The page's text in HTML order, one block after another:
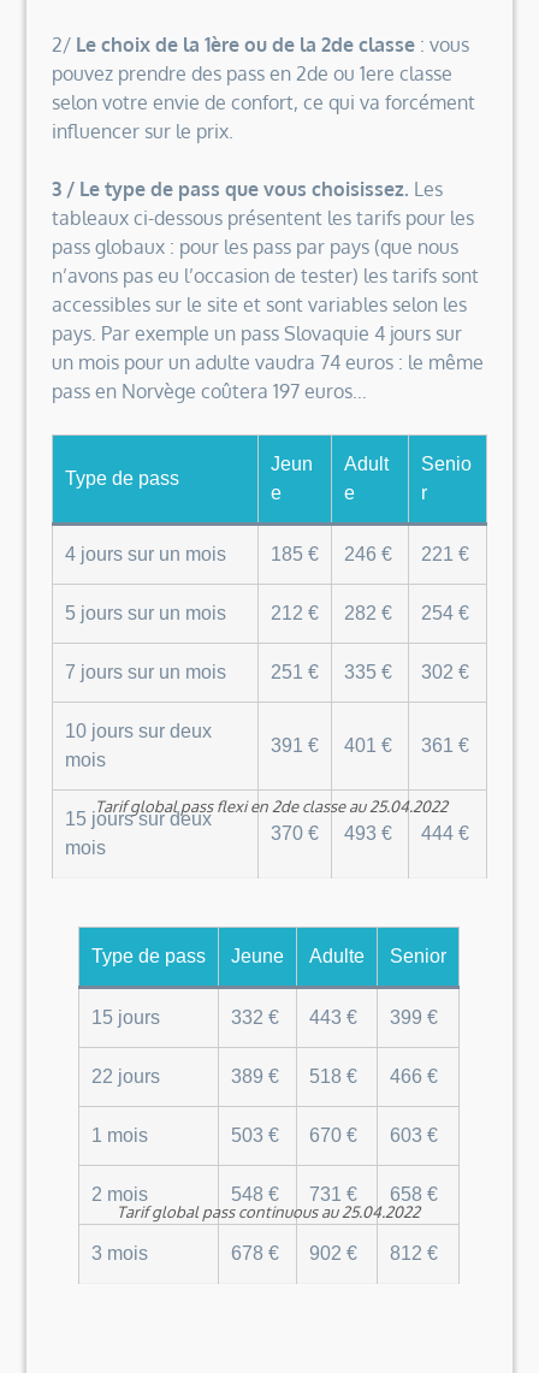
2/ Le choix de la 1ère ou de la 2de classe : vous
pouvez prendre des pass en 2de ou 1ere classe
selon votre envie de confort, ce qui va forcément
influencer sur le prix.
3 / Le type de pass que vous choisissez. Les
tableaux ci-dessous présentent les tarifs pour les
pass globaux : pour les pass par pays (que nous
n’avons pas eu l’occasion de tester) les tarifs sont
accessibles sur le site et sont variables selon les
pays. Par exemple un pass Slovaquie 4 jours sur
un mois pour un adulte vaudra 74 euros : le même
pass en Norvège coûtera 197 euros…
Type de pass
Jeun
e
Adult
e
Senio
r
4 jours sur un mois 185 € 246 € 221 €
5 jours sur un mois 212 € 282 € 254 €
7 jours sur un mois 251 € 335 € 302 €
10 jours sur deux
mois
391 € 401 € 361 €
15 jours sur deux
mois
370 € 493 € 444 €
Tarif global pass flexi en 2de classe au 25.04.2022
Type de pass Jeune Adulte Senior
15 jours 332 € 443 € 399 €
22 jours 389 € 518 € 466 €
1 mois 503 € 670 € 603 €
2 mois 548 € 731 € 658 €
3 mois 678 € 902 € 812 €
Tarif global pass continuous au 25.04.2022